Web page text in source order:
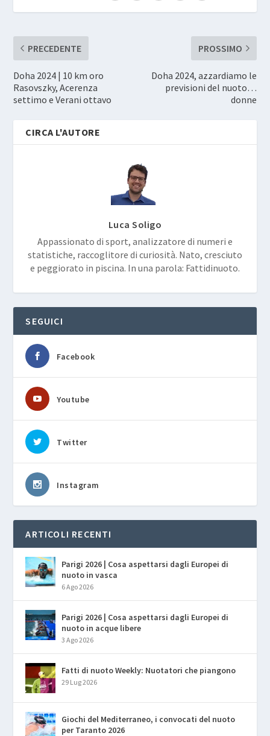
PRECEDENTE
Doha 2024 | 10 km oro
Rasovszky, Acerenza
settimo e Verani ottavo
PROSSIMO
Doha 2024, azzardiamo le
previsioni del nuoto…
donne
CIRCA L'AUTORE
Luca Soligo
Appassionato di sport, analizzatore di numeri e
statistiche, raccoglitore di curiosità. Nato, cresciuto
e peggiorato in piscina. In una parola: Fattidinuoto.
SEGUICI
Facebook
Youtube
Twitter
Instagram
ARTICOLI RECENTI
Parigi 2026 | Cosa aspettarsi dagli Europei di
nuoto in vasca
6 Ago 2026
Parigi 2026 | Cosa aspettarsi dagli Europei di
nuoto in acque libere
3 Ago 2026
Fatti di nuoto Weekly: Nuotatori che piangono
29 Lug 2026
Giochi del Mediterraneo, i convocati del nuoto
per Taranto 2026